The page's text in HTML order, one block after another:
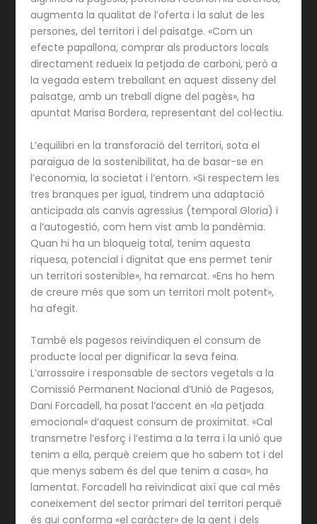
augmenta la qualitat de l’oferta i la salut de les
persones, del territori i del paisatge. «Com un
efecte papallona, comprar als productors locals
directament redueix la petjada de carboni, però a
la vegada estem treballant en aquest disseny del
paisatge, amb un treball digne del pagès», ha
apuntat Marisa Bordera, representant del col·lectiu.
L’equilibri en la transforació del territori, sota el
paraigua de la sostenibilitat, ha de basar-se en
l’economia, la societat i l’entorn. «Si respectem les
tres branques per igual, tindrem una adaptació
anticipada als canvis agressius (temporal Gloria) i
a l’autogestió, com hem vist amb la pandèmia.
Quan hi ha un bloqueig total, tenim aquesta
riquesa, potencial i dignitat que ens permet tenir
un territori sostenible», ha remarcat. «Ens ho hem
de creure més que som un territori molt potent»,
ha afegit.
També els pagesos reivindiquen el consum de
producte local per dignificar la seva feina.
L’arrossaire i responsable de sectors vegetals a la
Comissió Permanent Nacional d’Unió de Pagesos,
Dani Forcadell, ha posat l’accent en «la petjada
emocional» d’aquest consum de proximitat. «Cal
transmetre l’esforç i l’estima a la terra i la unió que
tenim a ella, perquè creiem que ho sabem tot i del
que menys sabem és del que tenim a casa», ha
lamentat. Forcadell ha reivindicat així que cal més
coneixement del sector primari del territori perquè
és qui conforma «el caràcter» de la gent i dels